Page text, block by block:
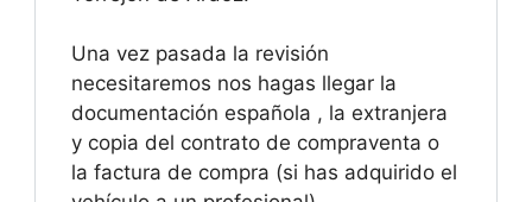
Una vez pasada la revisión
necesitaremos nos hagas llegar la
documentación española , la extranjera
y copia del contrato de compraventa o
la factura de compra (si has adquirido el